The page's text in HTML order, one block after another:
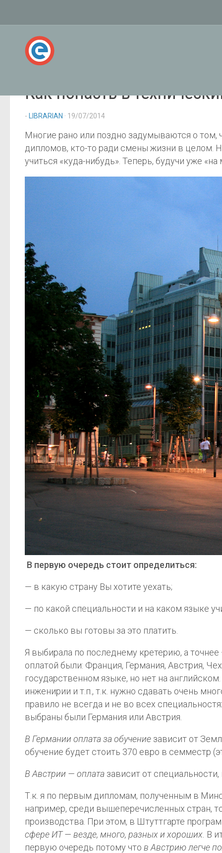
Как попасть в
- LIBRARIAN · 19/07/2014
Многие рано или поздно задумываются о том,
дипломов, кто-то ради смены жизни в целом.
учиться «куда-нибудь». Теперь, будучи уже
В первую очередь стоит определиться:
— в какую страну Вы хотите уехать;
— по какой специальности и на каком языке
— сколько вы готовы за это платить.
Я выбирала по последнему кретерию, а
оплатой были: Франция, Германия, Австрия,
государственном языке, но нет на
инженирии и т.п., т.к. нужно сдавать очень
правило не всегда и не во всех
выбраны были Германия или Австрия.
В Германии оплата за обучение зависит от
обучение будет стоить 370 евро в семместр
В Австрии — оплата зависит от
Т.к. я по первым дипломам, полученным в
например, среди вышеперечисленных стран,
производства. При этом, в Штуттгарте
сфере ИТ — везде, много, разных и хороших. В
первую очередь потому что в Австрию легче